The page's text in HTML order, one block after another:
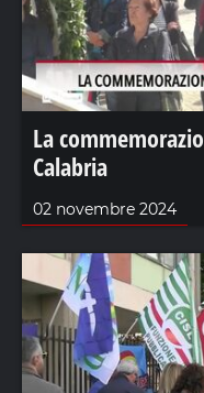
La
Calabria
02 novembre 2024